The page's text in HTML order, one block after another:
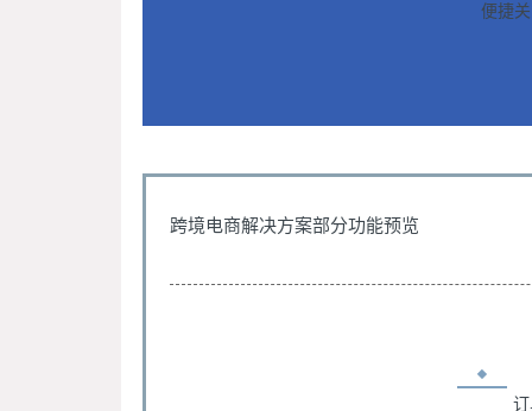
便捷
跨境电商解决方案部分功能预览